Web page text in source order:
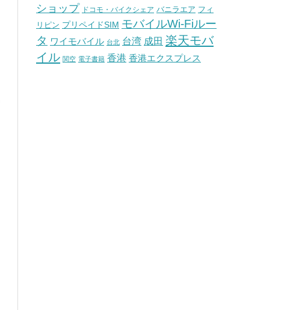
ショップ ドコモ・バイクシェア バニラエア フィ
リピン プリペイドSIM モバイルWi-Fiルー
タ ワイモバイル 台北 台湾 成田 楽天モバ
イル 関空 電子書籍 香港 香港エクスプレス